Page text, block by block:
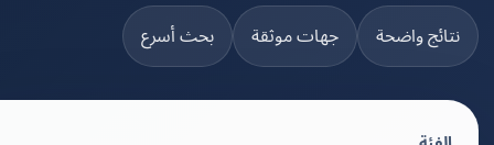
واضحة جهات موثقة بحث أسرع